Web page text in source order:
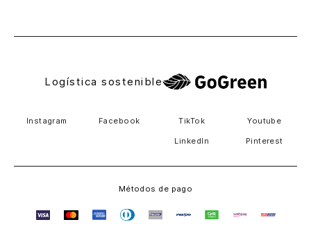
Logística sostenible
Instagram Facebook TikTok Youtube
LinkedIn Pinterest
Métodos de pago